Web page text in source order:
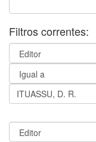
Filtros correntes: